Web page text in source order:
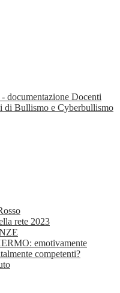
documentazione Docenti
di Bullismo e Cyberbullismo
rete 2023
emotivamente
competenti?